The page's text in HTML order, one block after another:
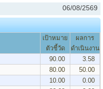
06/08/2569
เป้าหมาย
ตัวชี้วัด
ผลการ
ดำเนินงาน
90.00
3.58
80.00
50.00
10.00
0.00